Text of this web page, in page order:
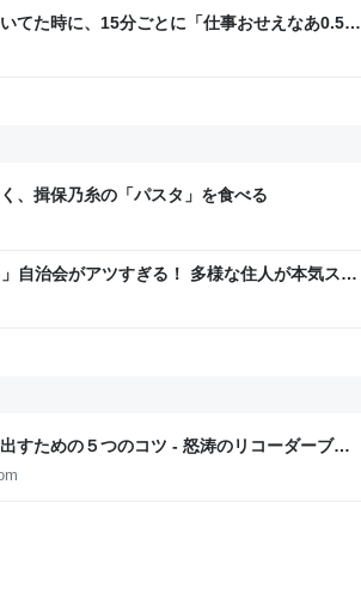
てた時に、15分ごとに「仕事おせえなあ0.5秒
「存在がうぜえんだよ早く消えろ」と耳元
、揖保乃糸の「パスタ」を食べる
自治会がアツすぎる！ 多様な住人が本気スキ
通改善など“街の価値向上”戦略 東京・中央区
すための５つのコツ - 怒涛のリコーダーブロ